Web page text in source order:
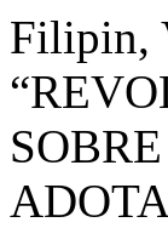
Filipin,